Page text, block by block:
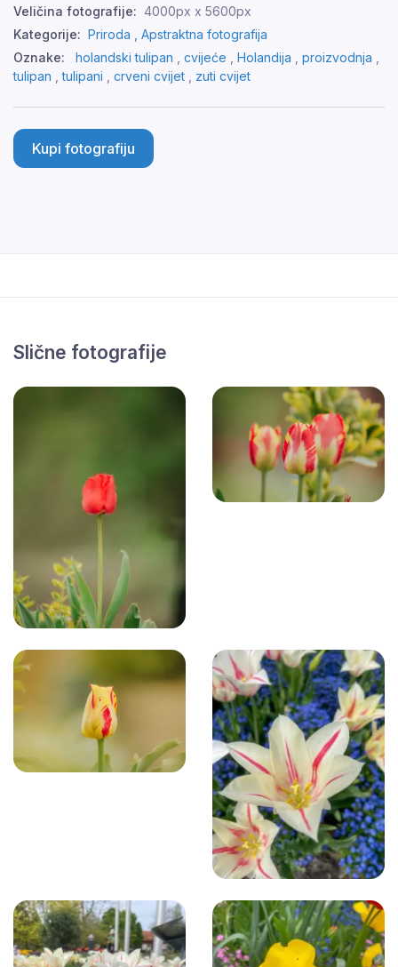
Veličina fotografije: 4000px x 5600px
Kategorije: Priroda , Apstraktna fotografija
Oznake:
holandski tulipan cvijeće Holandija proizvodnja
tulipan ,tulipani crveni cvijet zuti cvijet
Kupi fotografiju
Slične fotografije